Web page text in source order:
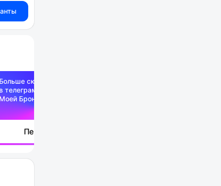
Больше скидок —
в телеграм-канале
Моей Брони
Перейти